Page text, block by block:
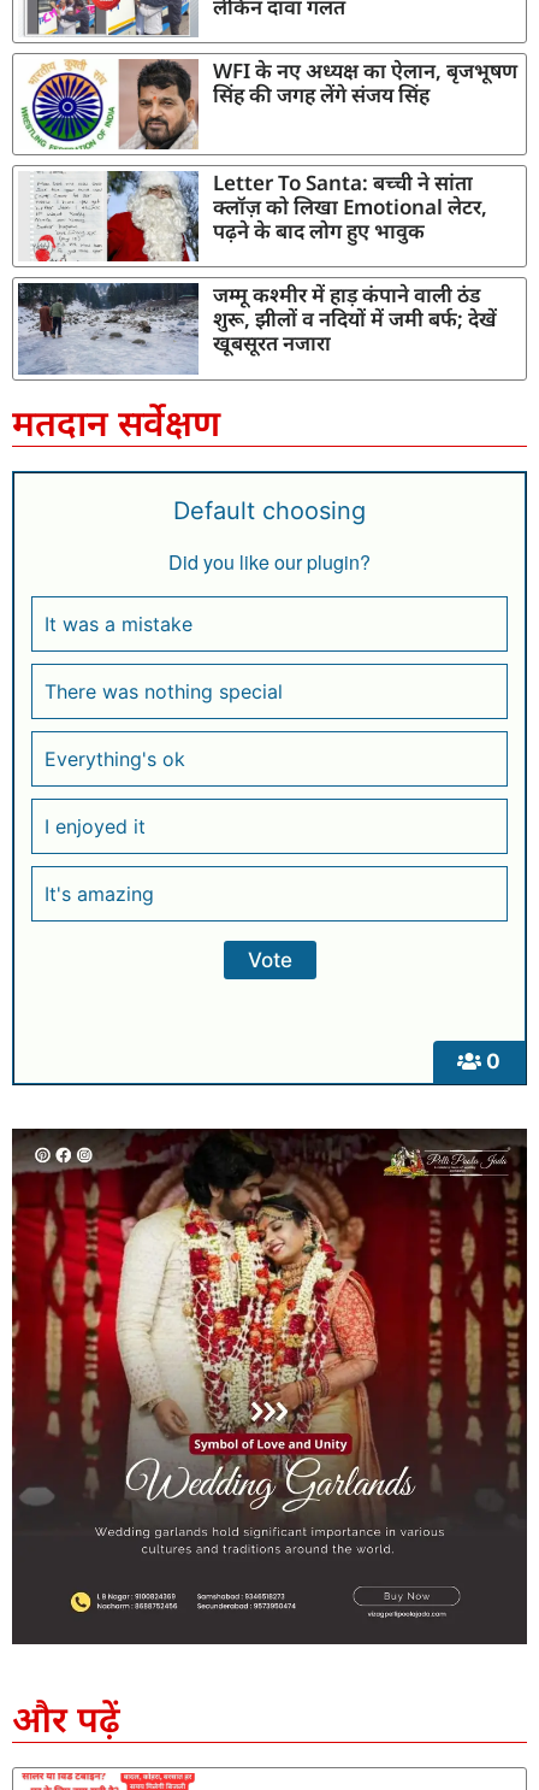
लेकिन दावा गलत
WFI के नए अध्यक्ष का ऐलान, बृजभूषण
सिंह की जगह लेंगे संजय सिंह
Letter To Santa: बच्ची ने सांता
क्लॉज़ को लिखा Emotional लेटर,
पढ़ने के बाद लोग हुए भावुक
जम्मू कश्मीर में हाड़ कंपाने वाली ठंड
शुरू, झीलों व नदियों में जमी बर्फ; देखें
खूबसूरत नजारा
मतदान सर्वेक्षण
0
Default choosing
Did you like our plugin?
It was a mistake
There was nothing special
Everything's ok
I enjoyed it
It's amazing
और पढ़ें